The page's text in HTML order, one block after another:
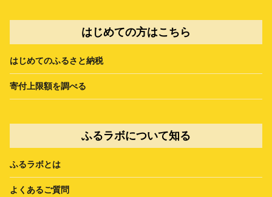
はじめての方はこちら
はじめてのふるさと納税
寄付上限額を調べる
ふるラボについて知る
ふるラボとは
よくあるご質問